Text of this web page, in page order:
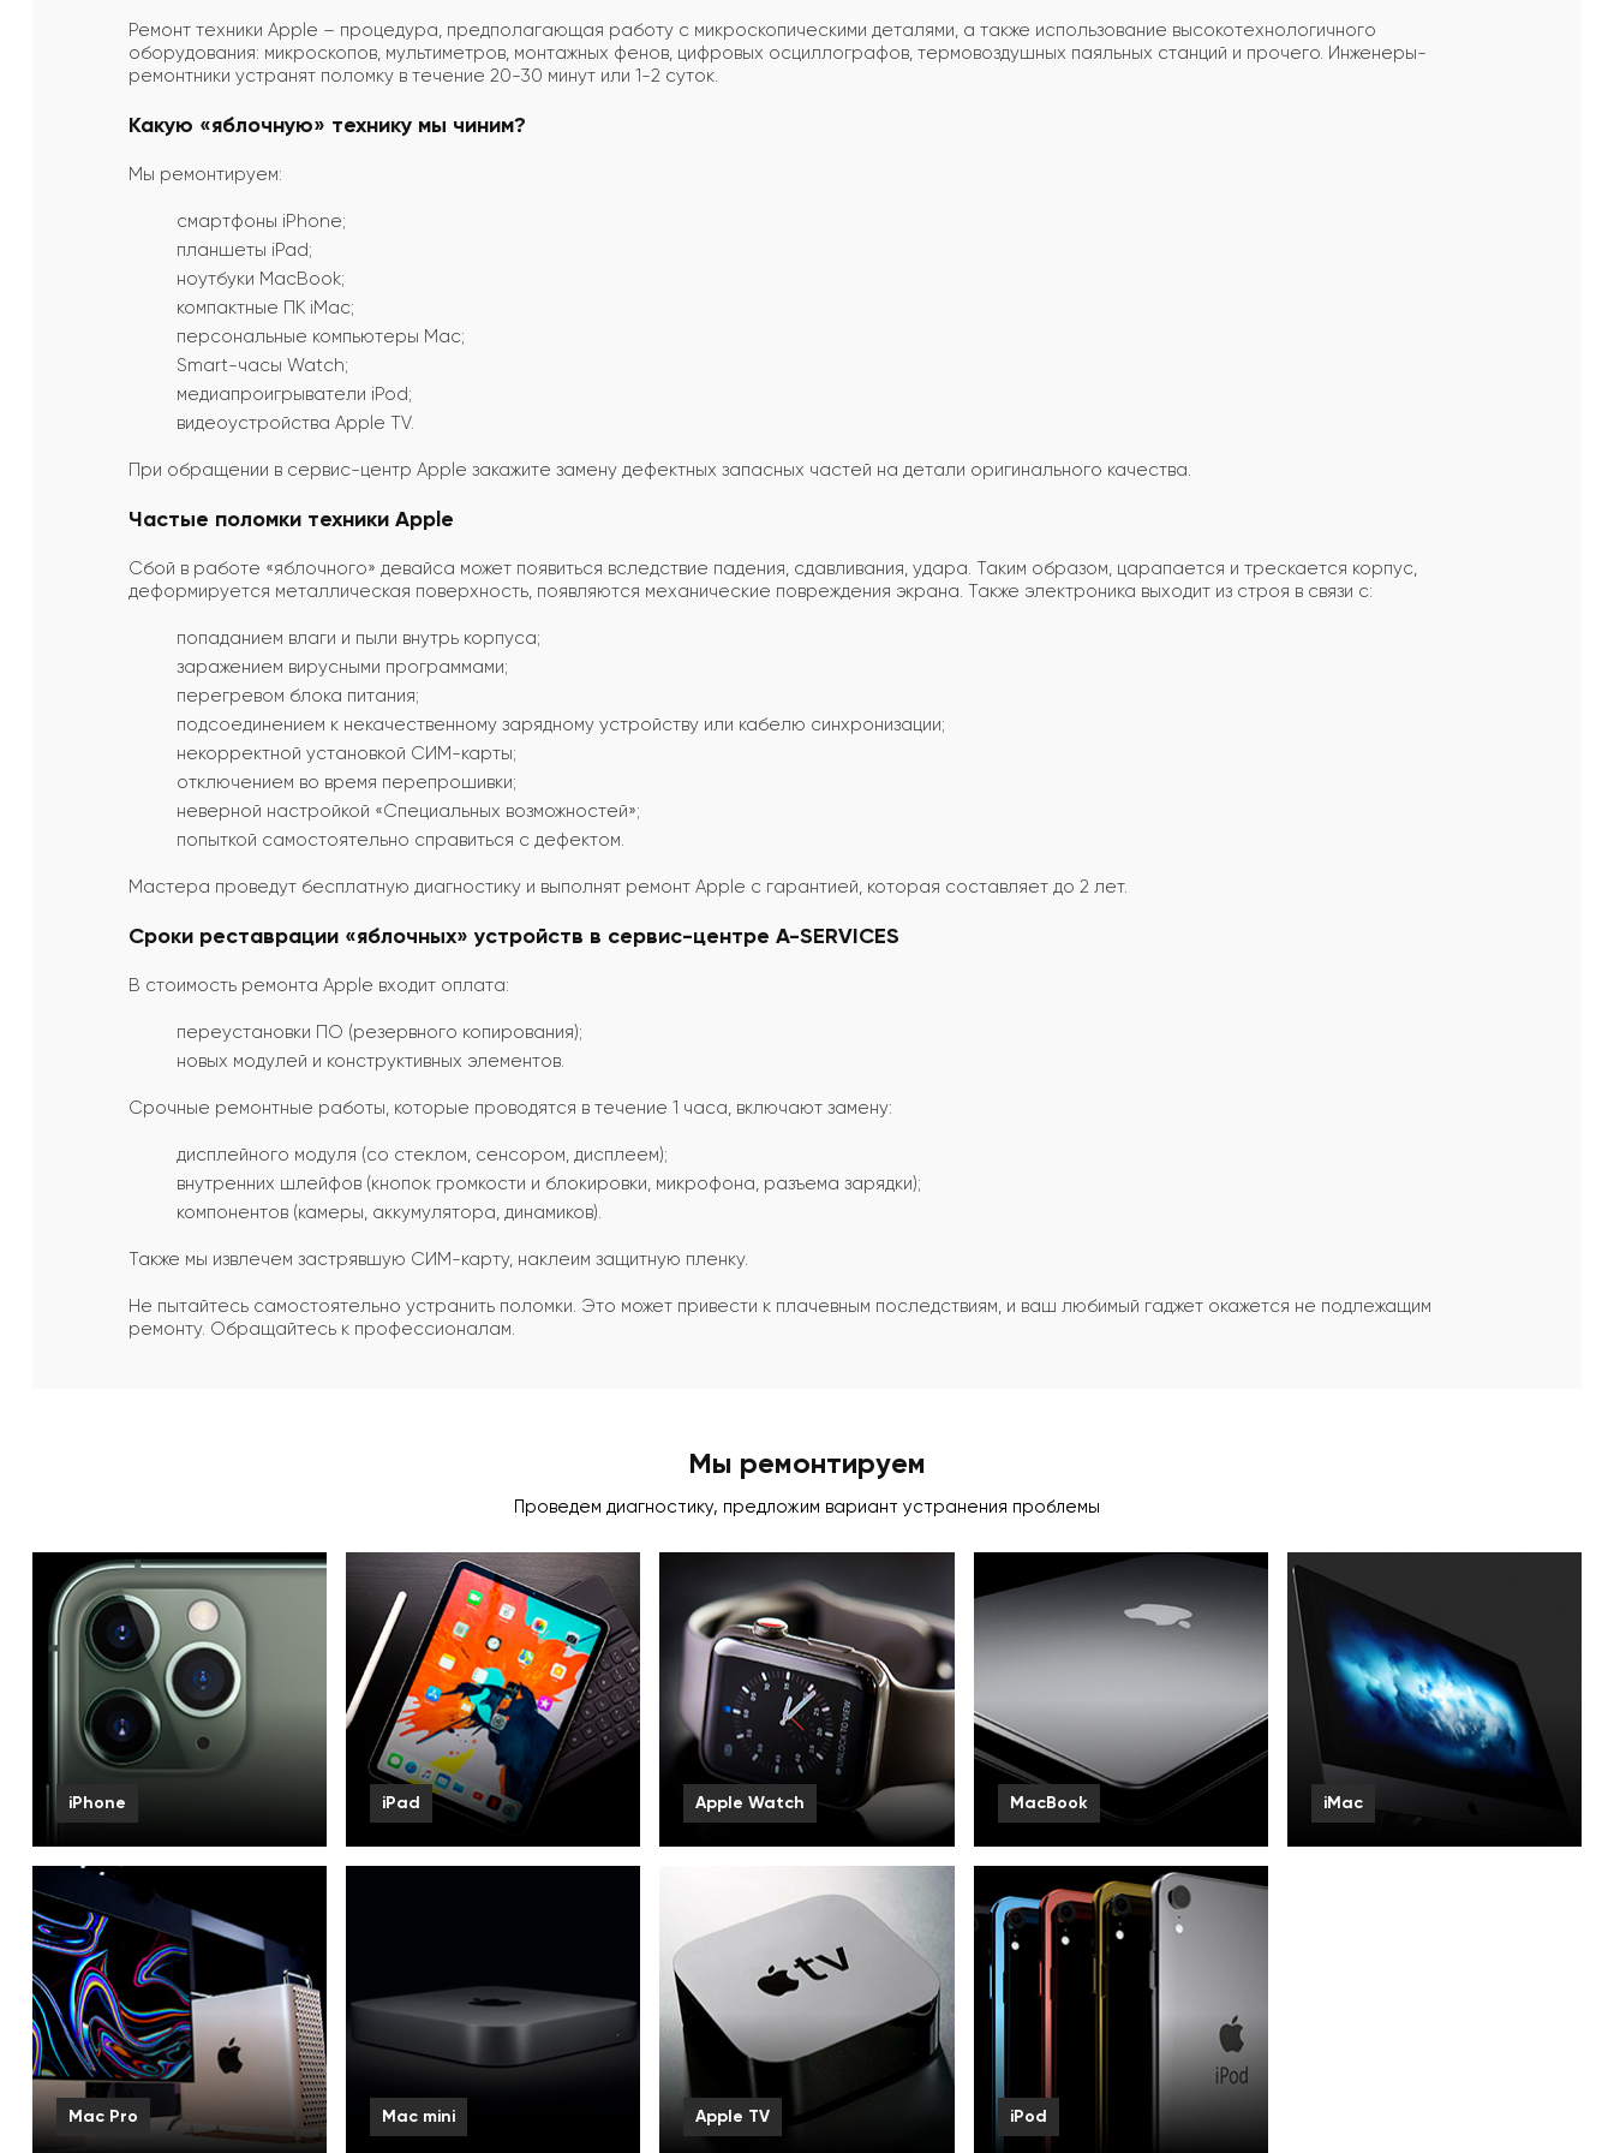
Ремонт техники Apple – процедура, предполагающая работу с микроскопическими деталями, а также использование высокотехнологичного
оборудования: микроскопов, мультиметров, монтажных фенов, цифровых осциллографов, термовоздушных паяльных станций и прочего. Инженеры-
ремонтники устранят поломку в течение 20-30 минут или 1-2 суток.
Какую «яблочную» технику мы чиним?
Мы ремонтируем:
смартфоны iPhone;
планшеты iPad;
ноутбуки MacBook;
компактные ПК iMac;
персональные компьютеры Mac;
Smart-часы Watch;
медиапроигрыватели iPod;
видеоустройства Apple TV.
При обращении в сервис-центр Apple закажите замену дефектных запасных частей на детали оригинального качества.
Частые поломки техники Apple
Сбой в работе «яблочного» девайса может появиться вследствие падения, сдавливания, удара. Таким образом, царапается и трескается корпус,
деформируется металлическая поверхность, появляются механические повреждения экрана. Также электроника выходит из строя в связи с:
попаданием влаги и пыли внутрь корпуса;
заражением вирусными программами;
перегревом блока питания;
подсоединением к некачественному зарядному устройству или кабелю синхронизации;
некорректной установкой СИМ-карты;
отключением во время перепрошивки;
неверной настройкой «Специальных возможностей»;
попыткой самостоятельно справиться с дефектом.
Мастера проведут бесплатную диагностику и выполнят ремонт Apple с гарантией, которая составляет до 2 лет.
Сроки реставрации «яблочных» устройств в сервис-центре A-SERVICES
В стоимость ремонта Apple входит оплата:
переустановки ПО (резервного копирования);
новых модулей и конструктивных элементов.
Срочные ремонтные работы, которые проводятся в течение 1 часа, включают замену:
дисплейного модуля (со стеклом, сенсором, дисплеем);
внутренних шлейфов (кнопок громкости и блокировки, микрофона, разъема зарядки);
компонентов (камеры, аккумулятора, динамиков).
Также мы извлечем застрявшую СИМ-карту, наклеим защитную пленку.
Не пытайтесь самостоятельно устранить поломки. Это может привести к плачевным последствиям, и ваш любимый гаджет окажется не подлежащим
ремонту. Обращайтесь к профессионалам.
Мы ремонтируем
Проведем диагностику, предложим вариант устранения проблемы
iPhone
iPhone 16 Pro Max
iPhone 16 Pro
iPhone 16 Plus
Смотреть все
iPad Apple Watch
Apple Watch Ultra
Apple Watch 9
Смотреть все
MacBook
MacBook Pro
MacBook Air
MacBook 12
Смотреть все
iMac
Mac Pro Mac mini Apple TV iPod